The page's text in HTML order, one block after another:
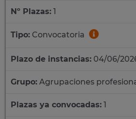
Nº Plazas: 1
Tipo: Convocatoria
Plazo de instancias: 04/06/
Grupo: Agrupaciones
Plazas ya convocadas: 1